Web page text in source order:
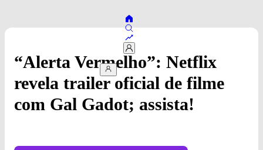
“Alerta Vermelho”: Netflix
revela trailer oficial de filme
com Gal Gadot; assista!